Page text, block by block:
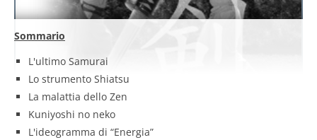
Sommario
L'ultimo Samurai
Lo strumento Shiatsu
La malattia dello Zen
Kuniyoshi no neko
L'ideogramma di “Energia”